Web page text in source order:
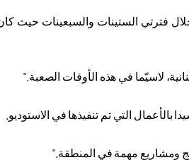
فترتي الستينات والسبعينات حيث
لاسيّما في هذه الأوقات الصعبة ".
بالأعمال التي تم تنفيذها في الاستوديو
ومشاريع مهمة في المنطقة ".